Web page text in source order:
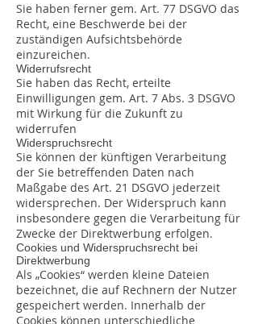
Sie haben ferner gem. Art. 77 DSGVO das
Recht, eine Beschwerde bei der
zuständigen Aufsichtsbehörde
einzureichen.
Widerrufsrecht
Sie haben das Recht, erteilte
Einwilligungen gem. Art. 7 Abs. 3 DSGVO
mit Wirkung für die Zukunft zu
widerrufen
Widerspruchsrecht
Sie können der künftigen Verarbeitung
der Sie betreffenden Daten nach
Maßgabe des Art. 21 DSGVO jederzeit
widersprechen. Der Widerspruch kann
insbesondere gegen die Verarbeitung für
Zwecke der Direktwerbung erfolgen.
Cookies und Widerspruchsrecht bei
Direktwerbung
Als „Cookies“ werden kleine Dateien
bezeichnet, die auf Rechnern der Nutzer
gespeichert werden. Innerhalb der
Cookies können unterschiedliche